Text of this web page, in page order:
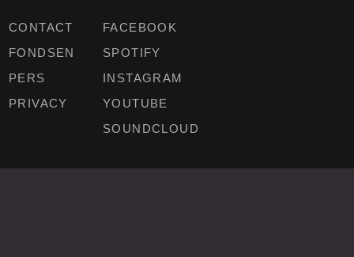
CONTACT
FONDSEN
PERS
PRIVACY
FACEBOOK
SPOTIFY
INSTAGRAM
YOUTUBE
SOUNDCLOUD